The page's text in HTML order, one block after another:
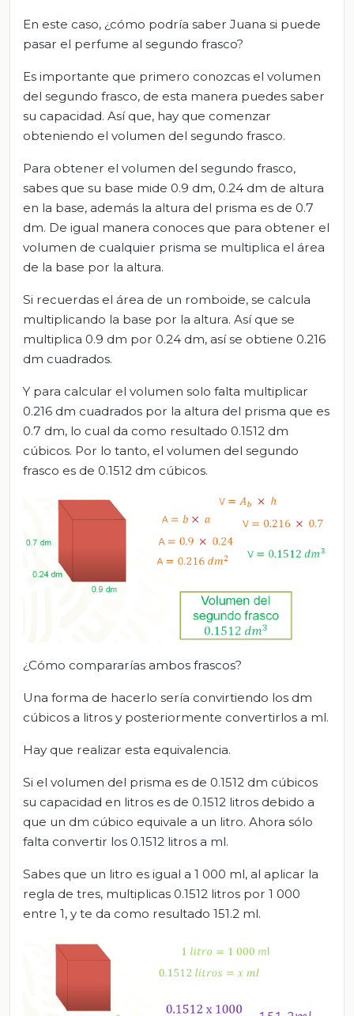
En este caso, ¿cómo podría saber Juana si puede
pasar el perfume al segundo frasco?
Es importante que primero conozcas el volumen
del segundo frasco, de esta manera puedes saber
su capacidad. Así que, hay que comenzar
obteniendo el volumen del segundo frasco.
Para obtener el volumen del segundo frasco,
sabes que su base mide 0.9 dm, 0.24 dm de altura
en la base, además la altura del prisma es de 0.7
dm. De igual manera conoces que para obtener el
volumen de cualquier prisma se multiplica el área
de la base por la altura.
Si recuerdas el área de un romboide, se calcula
multiplicando la base por la altura. Así que se
multiplica 0.9 dm por 0.24 dm, así se obtiene 0.216
dm cuadrados.
Y para calcular el volumen solo falta multiplicar
0.216 dm cuadrados por la altura del prisma que es
0.7 dm, lo cual da como resultado 0.1512 dm
cúbicos. Por lo tanto, el volumen del segundo
frasco es de 0.1512 dm cúbicos.
¿Cómo compararías ambos frascos?
Una forma de hacerlo sería convirtiendo los dm
cúbicos a litros y posteriormente convertirlos a ml.
Hay que realizar esta equivalencia.
Si el volumen del prisma es de 0.1512 dm cúbicos
su capacidad en litros es de 0.1512 litros debido a
que un dm cúbico equivale a un litro. Ahora sólo
falta convertir los 0.1512 litros a ml.
Sabes que un litro es igual a 1 000 ml, al aplicar la
regla de tres, multiplicas 0.1512 litros por 1 000
entre 1, y te da como resultado 151.2 ml.